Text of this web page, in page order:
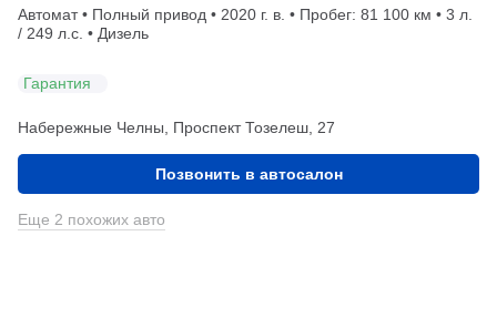
Автомат • Полный привод • 2020 г. в. • Пробег: 81 100 км • 3 л.
/ 249 л.с. • Дизель
Гарантия
Набережные Челны, Проспект Тозелеш, 27
Позвонить в автосалон
Еще 2 похожих авто